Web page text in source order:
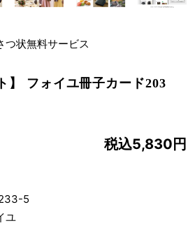
つ状無料サービス
】 フォイユ冊子カード203
税込5,830円
5
ユ